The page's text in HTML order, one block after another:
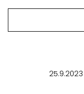
25.9.2023